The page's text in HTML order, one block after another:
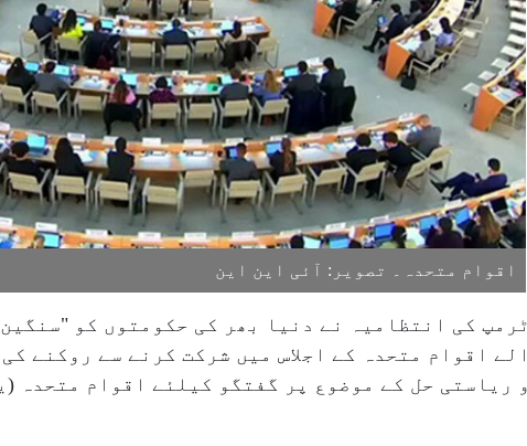
اقوام متحدہ۔ تصویر: آئی این این
کی انتظامیہ نے دنیا بھر کی حکومتوں کو
اقوام متحدہ کے اجلاس میں شرکت کرنے سے روکنے
ریاستی حل کے موضوع پر گفتگو کیلئے اقوام متحدہ